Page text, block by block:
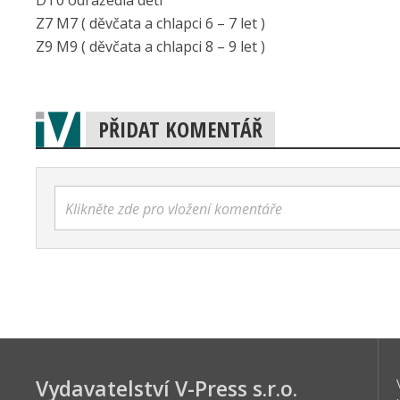
Z7 M7 ( děvčata a chlapci 6 – 7 let )
Z9 M9 ( děvčata a chlapci 8 – 9 let )
PŘIDAT KOMENTÁŘ
Klikněte zde pro vložení komentáře
Vydavatelství V-Press s.r.o.